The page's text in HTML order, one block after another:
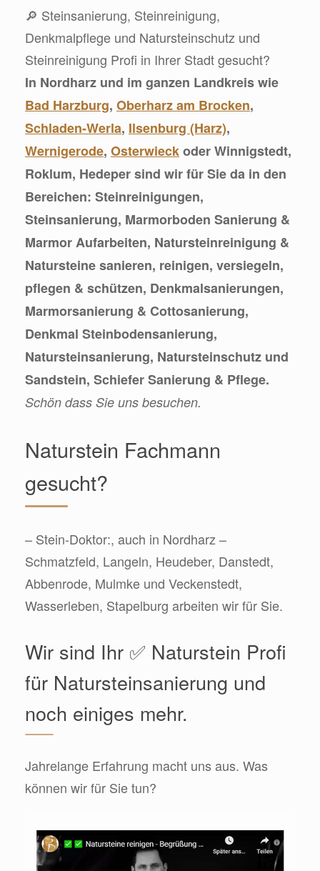
🔎 Steinsanierung, Steinreinigung,
Denkmalpflege und Natursteinschutz und
Steinreinigung Profi in Ihrer Stadt gesucht?
In Nordharz und im ganzen Landkreis wie
Bad Harzburg, Oberharz am Brocken,
Schladen-Werla, Ilsenburg (Harz),
Wernigerode, Osterwieckoder Winnigstedt,
Roklum, Hedeper sind wir für Sie da in den
Bereichen: Steinreinigungen,
Steinsanierung, Marmorboden Sanierung &
Marmor Aufarbeiten, Natursteinreinigung &
Natursteine sanieren, reinigen, versiegeln,
pflegen & schützen, Denkmalsanierungen,
Marmorsanierung & Cottosanierung,
Denkmal Steinbodensanierung,
Natursteinsanierung, Natursteinschutz und
Sandstein, Schiefer Sanierung & Pflege.
Schön dass Sie uns besuchen.
Naturstein Fachmann
gesucht?
– Stein-Doktor:, auch in Nordharz –
Schmatzfeld, Langeln, Heudeber, Danstedt,
Abbenrode, Mulmke und Veckenstedt,
Wasserleben, Stapelburg arbeiten wir für Sie.
Wir sind Ihr ✅ Naturstein Profi
für Natursteinsanierung und
noch einiges mehr.
Jahrelange Erfahrung macht uns aus. Was
können wir für Sie tun?